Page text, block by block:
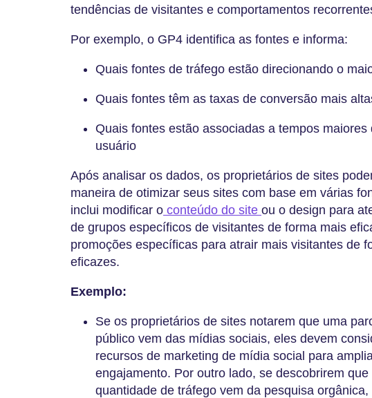
tendências de visitantes e comportamentos
Por exemplo, o GP4 identifica as fontes e informa:
Quais fontes de tráfego estão direcionando o
Quais fontes têm as taxas de conversão mais
Quais fontes estão associadas a tempos maiores
usuário
Após analisar os dados, os proprietários de sites
maneira de otimizar seus sites com base em várias
inclui modificar o conteúdo do site ou o design para
de grupos específicos de visitantes de forma mais
promoções específicas para atrair mais visitantes de
eficazes.
Exemplo:
Se os proprietários de sites notarem que uma
público vem das mídias sociais, eles devem
recursos de marketing de mídia social para
engajamento. Por outro lado, se descobrirem
quantidade de tráfego vem da pesquisa